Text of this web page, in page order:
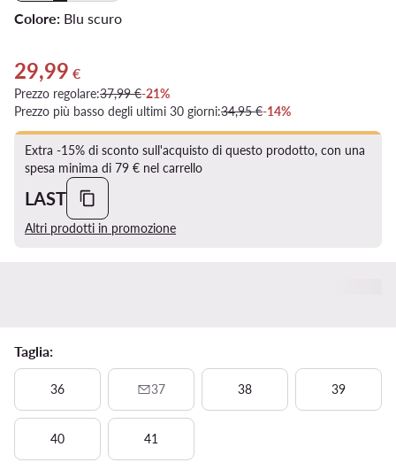
Colore: Blu scuro
Prezzo attuale 29,99 €
29,99 €
Prezzo regolare:37,99 €-21%
Prezzo più basso degli ultimi 30 giorni:34,95 €-14%
Extra -15% di sconto sull'acquisto di questo prodotto, con una
spesa minima di 79 € nel carrello
LAST
Altri prodotti in promozione
Taglia:
36 37 38 39
40 41